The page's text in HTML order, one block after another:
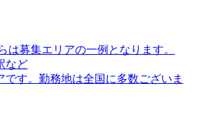
募集エリアの一例となります。
など
す。勤務地は全国に多数ございま